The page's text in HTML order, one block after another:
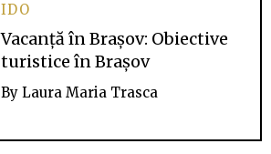
IDO
Vacanță în Brașov: Obiective
turistice în Brașov
By Laura Maria Trasca